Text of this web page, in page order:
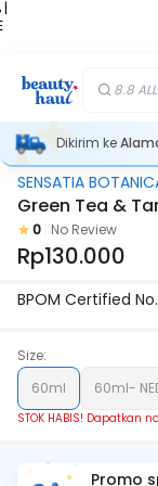
|
8.8
Dikirim ke
Stok Habis
SENSATIA
Green Tea &
0 No Review
Rp130.000
BPOM Certified No.
Size:
60ml
60ml-
STOK HABIS! Dapatkan
Promo